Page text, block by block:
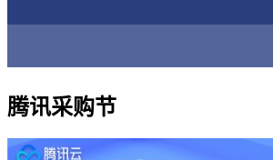
腾讯采购节